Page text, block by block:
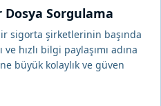
Sorgulama
sigorta şirketlerinin başında
hızlı bilgi paylaşımı adına
büyük kolaylık ve güven